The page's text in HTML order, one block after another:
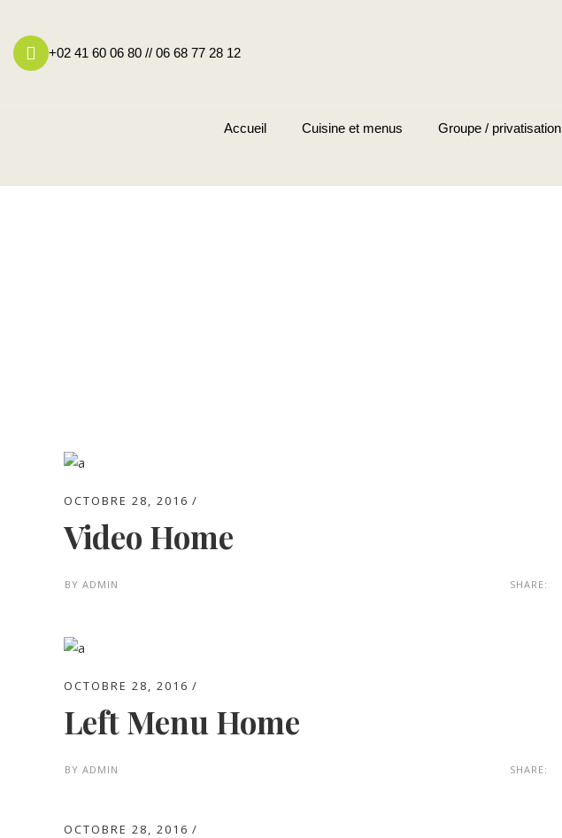
+02 41 60 06 80 // 06 68 77 28 12
Accueil Cuisine et menus Groupe / privatisation
OCTOBRE 28, 2016
Video Home
BY ADMIN SHARE:
OCTOBRE 28, 2016
Left Menu Home
BY ADMIN SHARE:
OCTOBRE 28, 2016